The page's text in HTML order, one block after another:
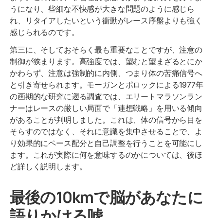
うになり、些細な不快感が大きな問題のように感じら
れ、リタイアしたいという衝動がレース序盤よりも強く
感じられるのです。
第三に、そしておそらく最も重要なことですが、注意の
制御が狭まります。高強度では、望むと望まざるとにか
かわらず、注意は強制的に内側、つまり体の苦痛信号へ
と引き寄せられます。モーガンとポロックによる1977年
の画期的な研究に遡る調査では、エリートマラソンラン
ナーはレースの厳しい局面で「連想戦略」を用いる傾向
があることが判明しました。これは、体の信号から目を
そらすのではなく、それに意識を集中させることで、よ
り効果的にペース配分と自己調整を行うことを可能にし
ます。これが実際に何を意味するのかについては、後ほ
ど詳しく説明します。
最後の10kmで脳があなたに